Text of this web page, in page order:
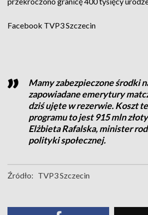
Facebook TVP3 Szczecin
Mamy zabezpieczone środki
zapowiadane emerytury
dziś ujęte w rezerwie. Koszt
programu to jest 915 mln
Elżbieta Rafalska, minister
polityki społecznej.
Źródło: TVP3 Szczecin